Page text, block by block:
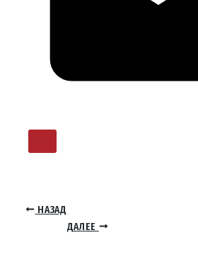
НАЗАД
ДАЛЕЕ